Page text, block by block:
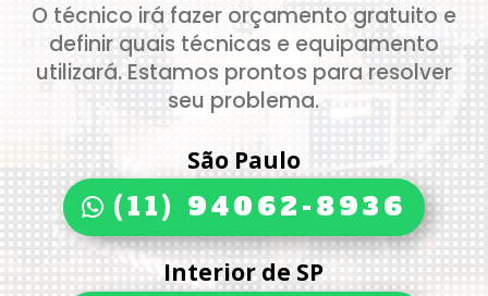
O técnico irá fazer orçamento gratuito e
definir quais técnicas e equipamento
utilizará. Estamos prontos para resolver
seu problema.
São Paulo
(11) 94062-8936
Interior de SP